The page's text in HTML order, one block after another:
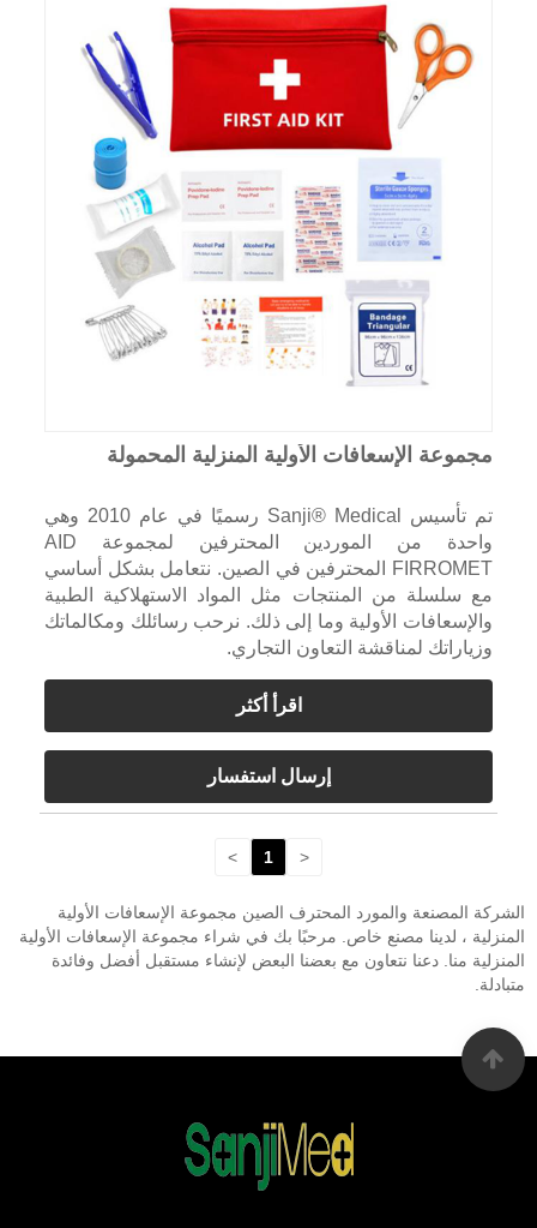
مجموعة الإسعافات الأولية المنزلية المحمولة
تم تأسيس Sanji® Medical رسميًا في عام 2010 وهي
واحدة من الموردين المحترفين لمجموعة AID
FIRROMET المحترفين في الصين. نتعامل بشكل أساسي
مع سلسلة من المنتجات مثل المواد الاستهلاكية الطبية
والإسعافات الأولية وما إلى ذلك. نرحب رسائلك ومكالماتك
وزياراتك لمناقشة التعاون التجاري.
اقرأ أكثر
إرسال استفسار
<
1
>
الشركة المصنعة والمورد المحترف الصين مجموعة الإسعافات الأولية
المنزلية ، لدينا مصنع خاص. مرحبًا بك في شراء مجموعة الإسعافات الأولية
المنزلية منا. دعنا نتعاون مع بعضنا البعض لإنشاء مستقبل أفضل وفائدة
متبادلة.